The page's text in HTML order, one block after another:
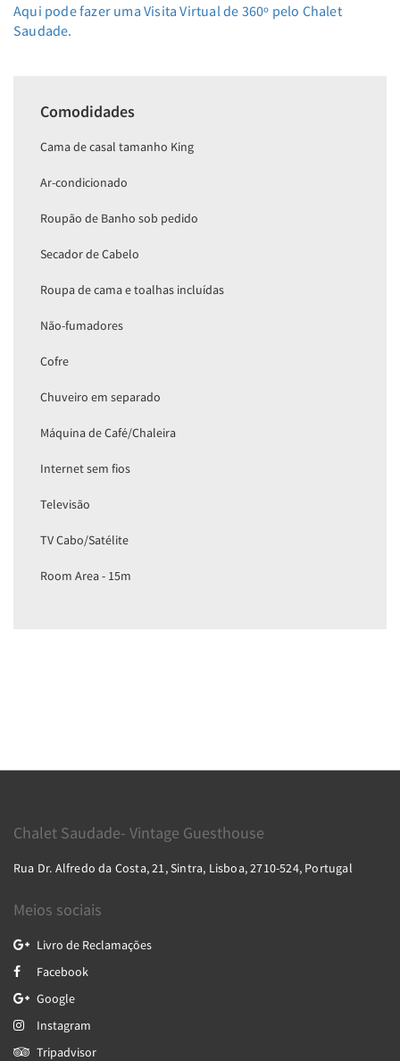
Aqui pode fazer uma Visita Virtual de 360º pelo Chalet
Saudade.
Comodidades
Cama de casal tamanho King
Ar-condicionado
Roupão de Banho sob pedido
Secador de Cabelo
Roupa de cama e toalhas incluídas
Não-fumadores
Cofre
Chuveiro em separado
Máquina de Café/Chaleira
Internet sem fios
Televisão
TV Cabo/Satélite
Room Area - 15m
Chalet Saudade- Vintage Guesthouse
Rua Dr. Alfredo da Costa, 21, Sintra, Lisboa, 2710-524, Portugal
Meios sociais
Livro de Reclamações
Facebook
Google
Instagram
Tripadvisor